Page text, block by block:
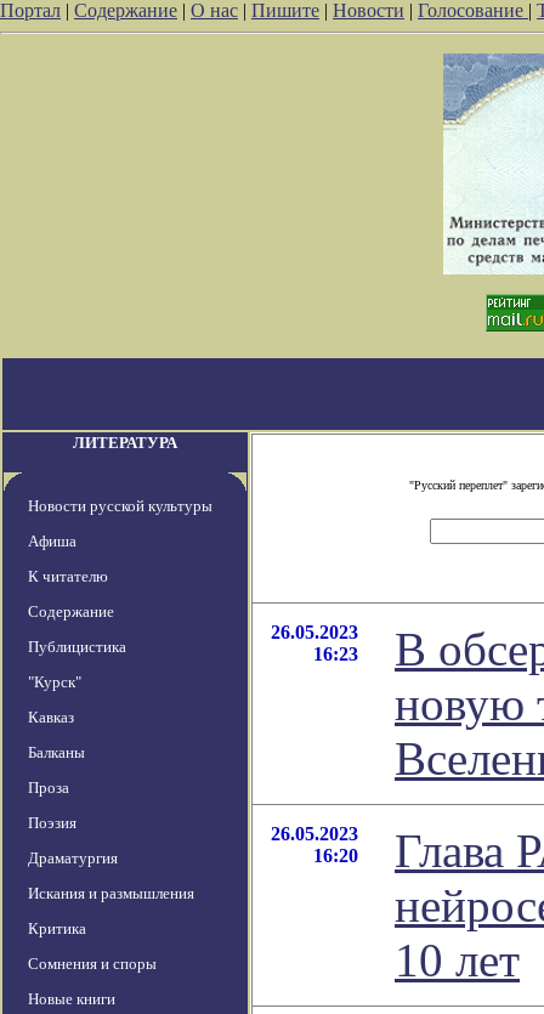
Портал | Содержание | О нас | Пишите | Новости | Голосование |
ЛИТЕРАТУРА
Новости русской культуры
Афиша
К читателю
Содержание
Публицистика
"Курск"
Кавказ
Балканы
Проза
Поэзия
Драматургия
Искания и размышления
Критика
Сомнения и споры
Новые книги
"Русский переплет"
26.05.2023
16:23
В
новую
26.05.2023
16:20
Глава
10 лет